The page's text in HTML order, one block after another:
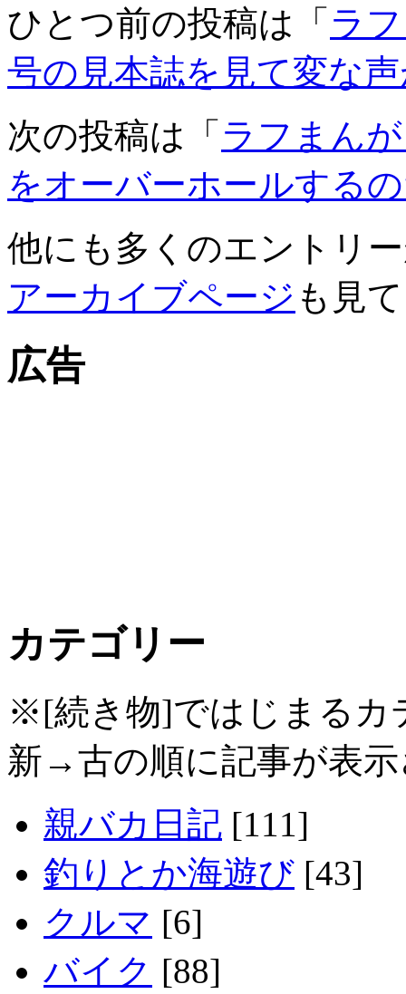
ひとつ前の投稿は「 ラ
号の見本誌を見て変な
次の投稿は「 ラフまん
をオーバーホールする
他にも多くのエントリ
アーカイブページ も見
広告
カテゴリー
※[続き物]ではじまるカ
新→古の順に記事が表
親バカ日記 [111]
釣りとか海遊び [43]
クルマ [6]
バイク [88]